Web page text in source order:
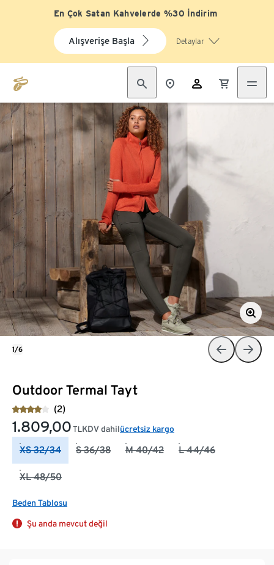
En Çok Satan Kahvelerde %30 İndirim
Alışverişe Başla Detaylar
Outdoor Termal Tayt
(2)
1.809,00 TL KDV dahilücretsiz kargo
XS 32/34 S 36/38 M 40/42 L 44/46
XL 48/50
Beden Tablosu
Şu anda mevcut değil
1/6